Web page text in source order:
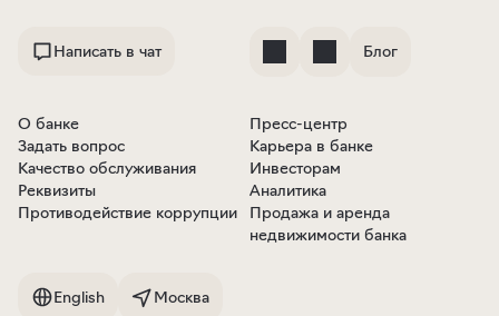
Написать в чат Блог
О банке
Задать вопрос
Качество обслуживания
Реквизиты
Противодействие коррупции
Пресс-центр
Карьера в банке
Инвесторам
Аналитика
Продажа и аренда
недвижимости банка
English Москва